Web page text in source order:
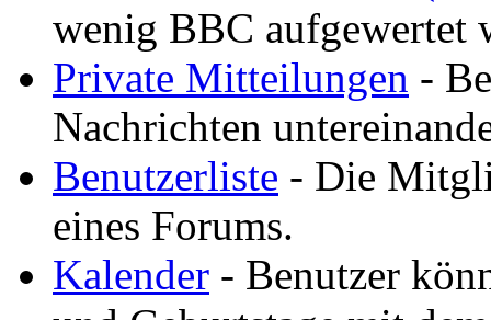
wenig BBC aufgewertet
Private Mitteilungen -
Nachrichten
Benutzerliste - Die
eines Forums.
Kalender - Benutzer